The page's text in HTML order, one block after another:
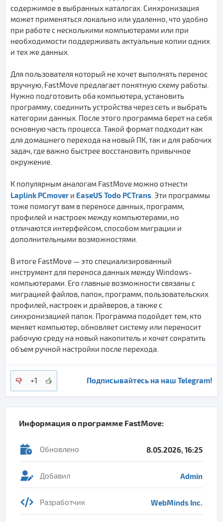
содержимое в выбранных каталогах. Синхронизация
может применяться локально или удаленно, что удобно
при работе с несколькими компьютерами или при
необходимости поддерживать актуальные копии одних
и тех же данных.
Для пользователя который не хочет выполнять перенос
вручную, FastMove предлагает понятную схему работы.
Нужно подготовить оба компьютера, установить
программу, соединить устройства через сеть и выбрать
категории данных. После этого программа берет на себя
основную часть процесса. Такой формат подходит как
для домашнего перехода на новый ПК, так и для рабочих
задач, где важно быстрее восстановить привычное
окружение.
К популярным аналогам FastMove можно отнести
Laplink PCmoverи EaseUS Todo PCTrans. Эти программы
тоже помогут вам в переносе данных, программ,
профилей и настроек между компьютерами, но
отличаются интерфейсом, способом миграции и
дополнительными возможностями.
В итоге FastMove — это специализированный
инструмент для переноса данных между Windows-
компьютерами. Его главные возможности связаны с
миграцией файлов, папок, программ, пользовательских
профилей, настроек и драйверов, а также с
синхронизацией папок. Программа подойдет тем, кто
меняет компьютер, обновляет систему или переносит
рабочую среду на новый накопитель и хочет сократить
объем ручной настройки после перехода.
+1 Подписывайтесь на наш Telegram!
Информация о программе FastMove:
Обновлено 8.05.2026, 16:25
Добавил Admin
Разработчик WebMinds Inc.